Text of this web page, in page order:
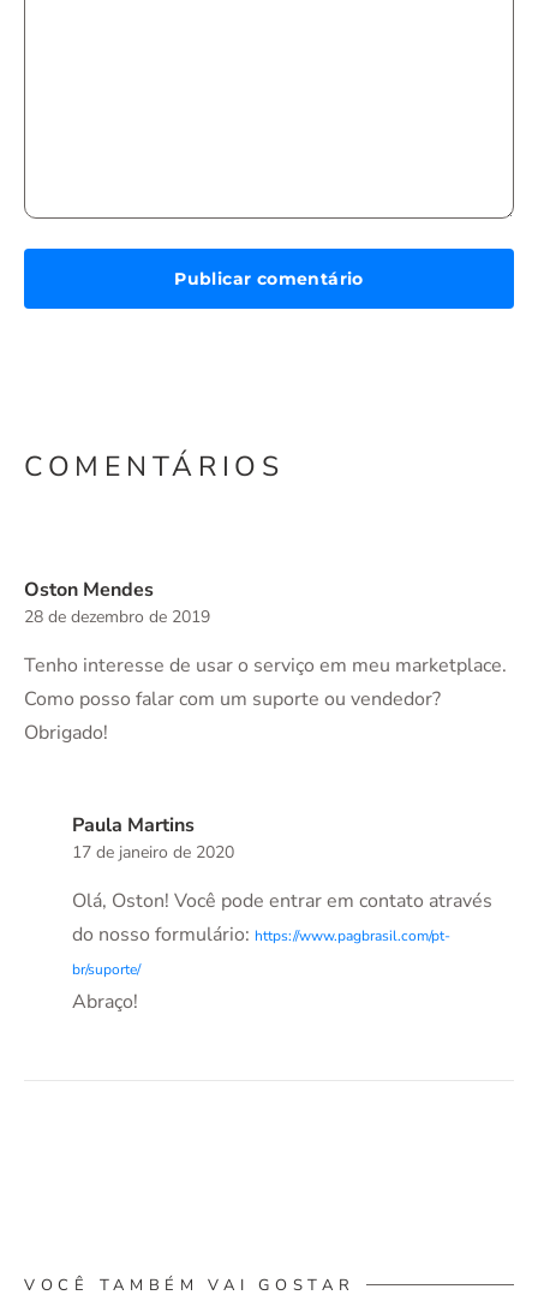
COMENTÁRIOS
Oston Mendes
28 de dezembro de 2019
Tenho interesse de usar o serviço em meu marketplace.
Como posso falar com um suporte ou vendedor?
Obrigado!
Paula Martins
17 de janeiro de 2020
Olá, Oston! Você pode entrar em contato através
do nosso formulário: https://www.pagbrasil.com/pt-
br/suporte/
Abraço!
VOCÊ TAMBÉM VAI GOSTAR